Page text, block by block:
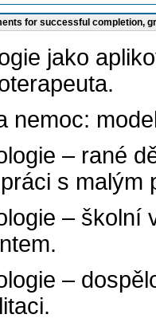
for successful completion,
jako
nemoc:
– rané
s malým
– školní
–